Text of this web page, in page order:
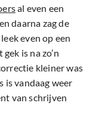
al even een
daarna zag de
even op een
is na zo’n
kleiner was
is vandaag weer
van schrijven